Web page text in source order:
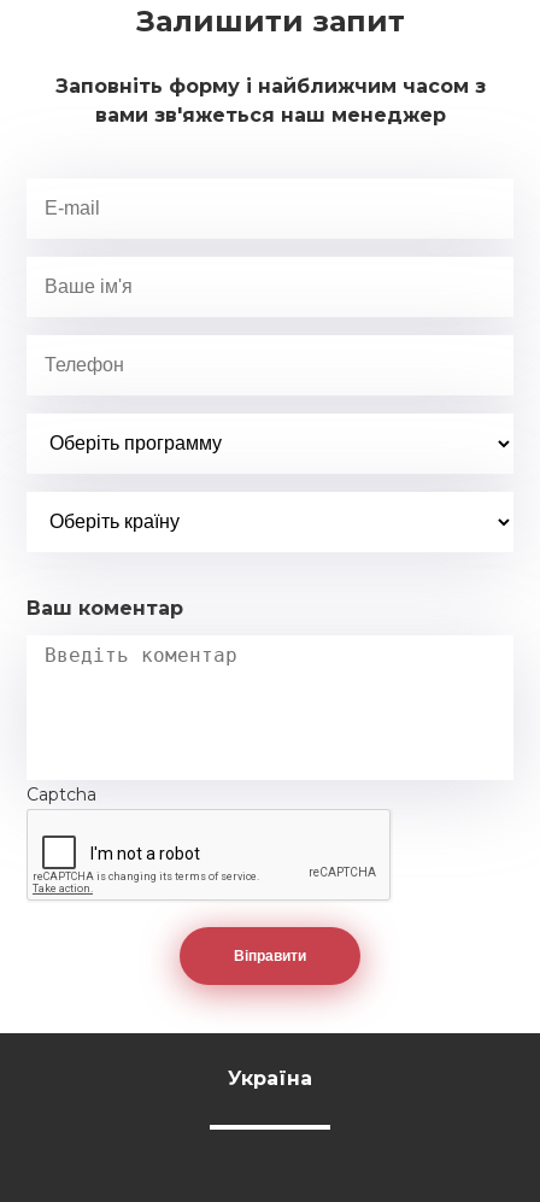
Залишити запит
Заповніть форму і найближчим часом з
вами зв'яжеться наш менеджер
Ваш коментар
Captcha
Україна